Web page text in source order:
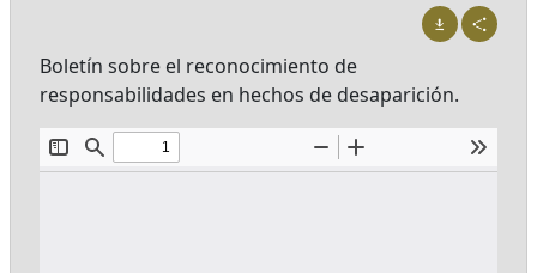
Boletín sobre el reconocimiento de
responsabilidades en hechos de desaparición.